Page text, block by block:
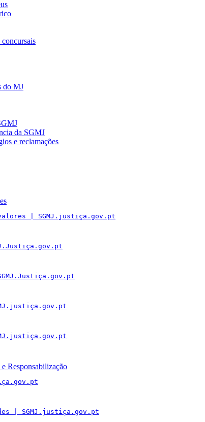
do MJ
da SGMJ
e reclamações
| SGMJ.justiça.gov.pt
Responsabilização
| SGMJ.justiça.gov.pt